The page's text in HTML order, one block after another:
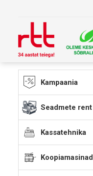
Kampaania
Seadmete rent
Kassatehnika
Koopiamasinad